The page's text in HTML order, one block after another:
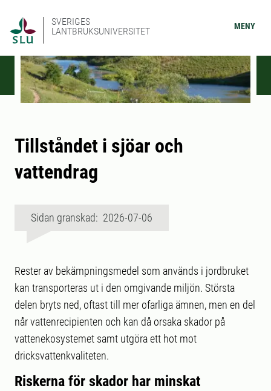
SVERIGES
LANTBRUKSUNIVERSITET
MENY
Tillståndet i sjöar och
vattendrag
Sidan granskad: 2026-07-06
Rester av bekämpningsmedel som används i jordbruket
kan transporteras ut i den omgivande miljön. Största
delen bryts ned, oftast till mer ofarliga ämnen, men en del
når vattenrecipienten och kan då orsaka skador på
vattenekosystemet samt utgöra ett hot mot
dricksvattenkvaliteten.
Riskerna för skador har minskat